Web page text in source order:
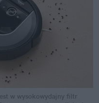
w wysokowydajny filtr